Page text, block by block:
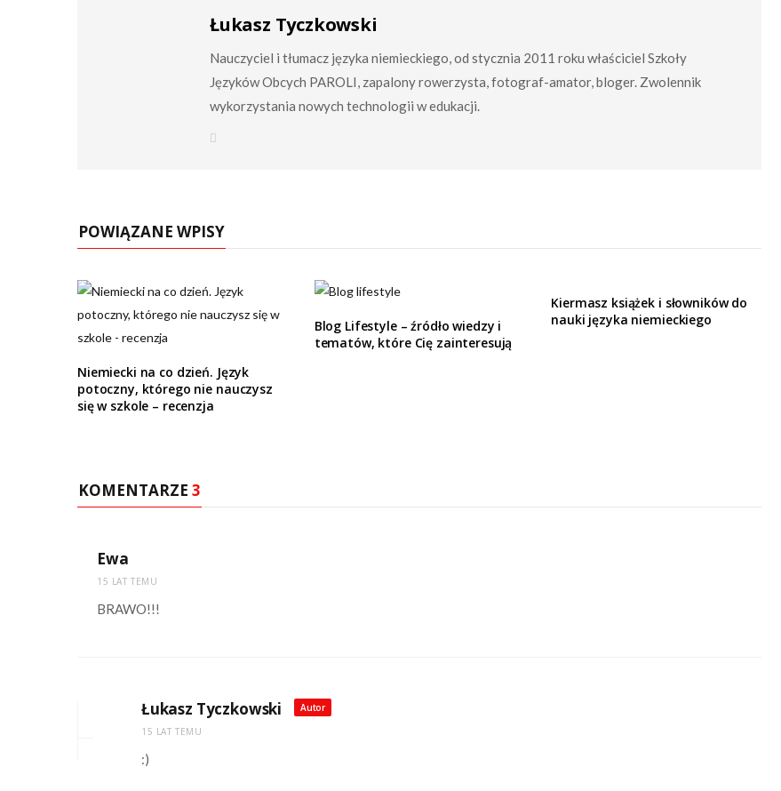
Łukasz Tyczkowski
Nauczyciel i tłumacz języka niemieckiego, od stycznia 2011 roku właściciel Szkoły
Języków Obcych PAROLI, zapalony rowerzysta, fotograf-amator, bloger. Zwolennik
wykorzystania nowych technologii w edukacji.
POWIĄZANE WPISY
Niemiecki na co dzień. Język
potoczny, którego nie nauczysz
się w szkole – recenzja
Blog Lifestyle – źródło wiedzy i
tematów, które Cię zainteresują
Kiermasz książek i słowników do
nauki języka niemieckiego
KOMENTARZE 3
Ewa
15 LAT TEMU
BRAWO!!!
Łukasz Tyczkowski
Autor
15 LAT TEMU
:)